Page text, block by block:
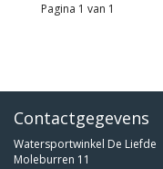
Pagina 1 van 1
Contactgegevens
Watersportwinkel De Liefde
Moleburren 11